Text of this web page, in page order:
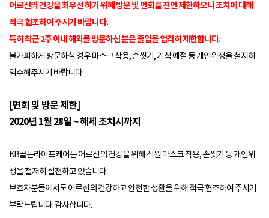
어르신의 건강을 최우선 하기 위해 방문 및 면회를 전면 제한하오니 조치에 대해
적극 협조하여 주시기 바랍니다.
특히 최근2주 이내 해외를 방문하신 분은 출입을 엄격히 제한합니다.
불가피하게 방문하실 경우 마스크 착용, 손씻기, 기침 예절 등 개인위생을 철저히
엄수해주시기 바랍니다.
[면회 및 방문 제한]
2020년 1월 28일 ~ 해제 조치시까지
KB골든라이프케어는 어르신의 건강을 위해 직원 마스크 착용, 손씻기 등 개인위
생을 철저히 실천하고 있습니다.
보호자분들께서도 어르신의 건강하고 안전한 생활을 위해 적극 협조하여 주시기
부탁드립니다. 감사합니다.